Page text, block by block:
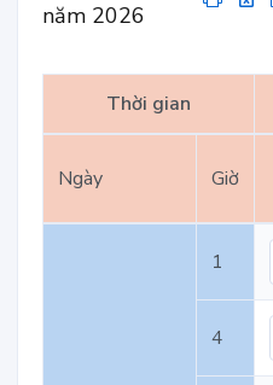
năm 2026
Thời gian
Ngày Giờ
1
4